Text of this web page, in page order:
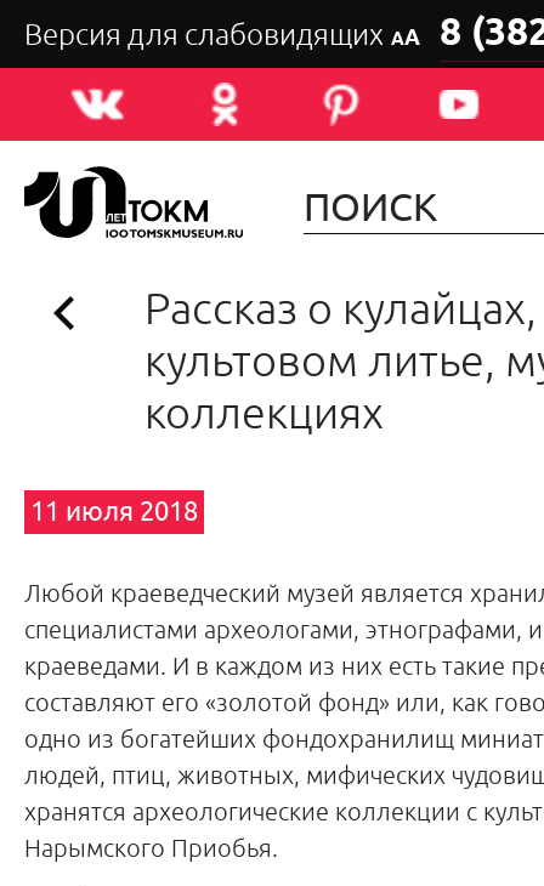
Версия для слабовидящих АА 8
Рассказ о кулайцах,
культовом литье,
коллекциях
11 июля 2018
Любой краеведческий музей является
специалистами археологами, этнографами,
краеведами. И в каждом из них есть такие
составляют его «золотой фонд» или, как
одно из богатейших фондохранилищ
людей, птиц, животных, мифических
хранятся археологические коллекции с
Нарымского Приобья.